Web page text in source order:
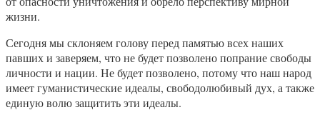
жизни.
Сегодня мы склоняем голову перед памятью всех наших
павших и заверяем, что не будет позволено попрание свободы
личности и нации. Не будет позволено, потому что наш народ
имеет гуманистические идеалы, свободолюбивый дух, а также
единую волю защитить эти идеалы.